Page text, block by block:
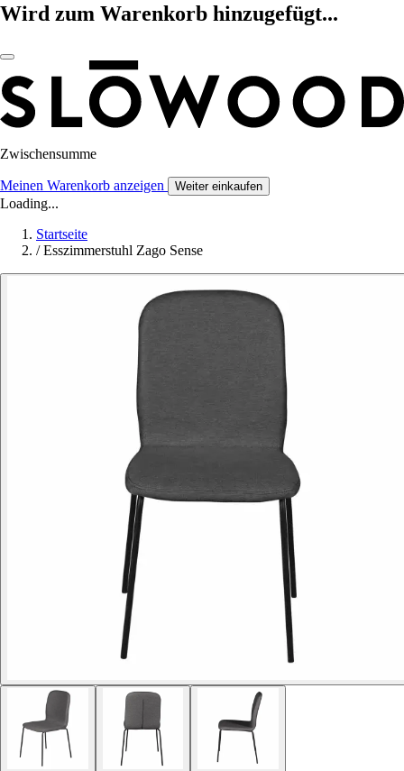
Wird zum Warenkorb hinzugefügt...
Zwischensumme
Meinen Warenkorb anzeigen Weiter einkaufen
Loading...
Startseite
/ Esszimmerstuhl Zago Sense